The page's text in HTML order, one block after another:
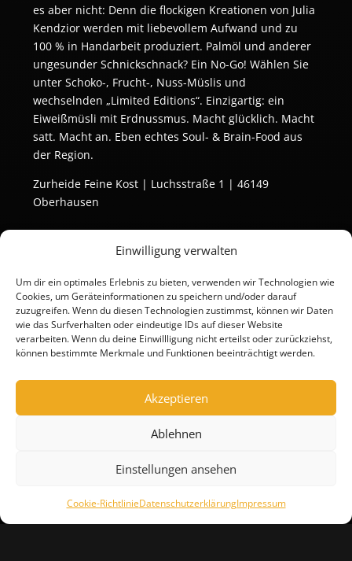
Einwilligung verwalten
Um dir ein optimales Erlebnis zu bieten, verwenden wir Technologien wie
Cookies, um Geräteinformationen zu speichern und/oder darauf
zuzugreifen. Wenn du diesen Technologien zustimmst, können wir Daten
wie das Surfverhalten oder eindeutige IDs auf dieser Website
verarbeiten. Wenn du deine Einwillligung nicht erteilst oder zurückziehst,
können bestimmte Merkmale und Funktionen beeinträchtigt werden.
Akzeptieren
Ablehnen
Einstellungen ansehen
Cookie-RichtlinieDatenschutzerklärungImpressum
es aber nicht: Denn die flockigen Kreationen von Julia
Kendzior werden mit liebevollem Aufwand und zu
100 % in Handarbeit produziert. Palmöl und anderer
ungesunder Schnickschnack? Ein No-Go! Wählen Sie
unter Schoko-, Frucht-, Nuss-Müslis und
wechselnden „Limited Editions“. Einzigartig: ein
Eiweißmüsli mit Erdnussmus. Macht glücklich. Macht
satt. Macht an. Eben echtes Soul- & Brain-Food aus
der Region.
Zurheide Feine Kost | Luchsstraße 1 | 46149
Oberhausen